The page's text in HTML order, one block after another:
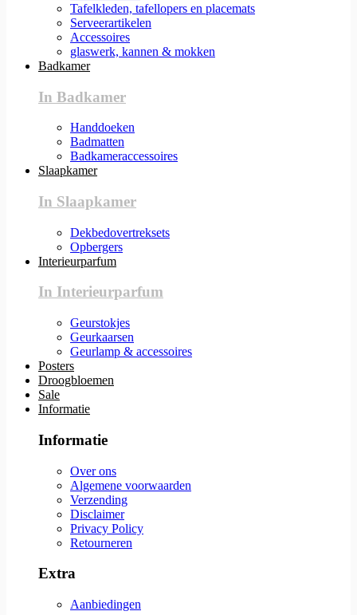
Tafelkleden, tafellopers en placemats
Serveerartikelen
Accessoires
glaswerk, kannen & mokken
Badkamer
In Badkamer
Handdoeken
Badmatten
Badkameraccessoires
Slaapkamer
In Slaapkamer
Dekbedovertreksets
Opbergers
Interieurparfum
In Interieurparfum
Geurstokjes
Geurkaarsen
Geurlamp & accessoires
Posters
Droogbloemen
Sale
Informatie
Informatie
Over ons
Algemene voorwaarden
Verzending
Disclaimer
Privacy Policy
Retourneren
Extra
Aanbiedingen